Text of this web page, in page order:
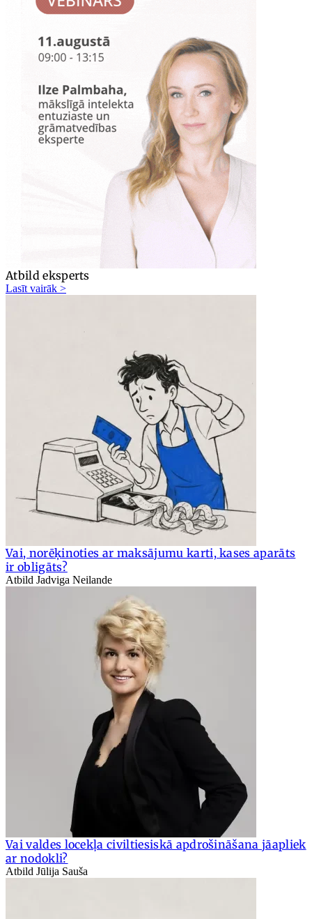
Atbild eksperts
Lasīt vairāk >
Vai, norēķinoties ar maksājumu karti, kases aparāts
ir obligāts?
Atbild Jadviga Neilande
Vai valdes locekļa civiltiesiskā apdrošināšana jāapliek
ar nodokli?
Atbild Jūlija Sauša